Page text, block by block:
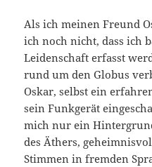
Als ich meinen Freund
ich noch nicht, dass ich
Leidenschaft erfasst
rund um den Globus
Oskar, selbst ein
sein Funkgerät
mich nur ein
des Äthers,
Stimmen in fremden